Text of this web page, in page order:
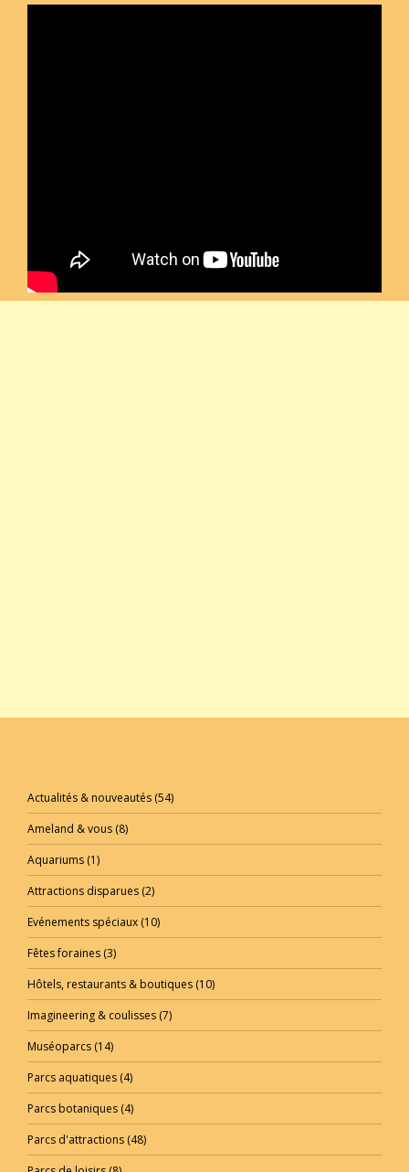
Actualités & nouveautés (54)
Ameland & vous (8)
Aquariums (1)
Attractions disparues (2)
Evénements spéciaux (10)
Fêtes foraines (3)
Hôtels, restaurants & boutiques (10)
Imagineering & coulisses (7)
Muséoparcs (14)
Parcs aquatiques (4)
Parcs botaniques (4)
Parcs d'attractions (48)